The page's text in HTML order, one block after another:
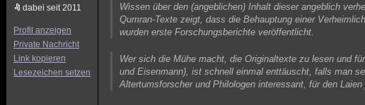
dabei seit 2011
Profil anzeigen
Private Nachricht
Link kopieren
Lesezeichen setzen
Wissen über den (angeblichen) Inhalt dieser angeblich
Qumran-Texte zeigt, dass die Behauptung einer
wurden erste Forschungsberichte veröffentlicht.
Wer sich die Mühe macht, die Originaltexte zu lesen und
und Eisenmann), ist schnell einmal enttäuscht, falls man
Altertumsforscher und Philologen interessant, für den